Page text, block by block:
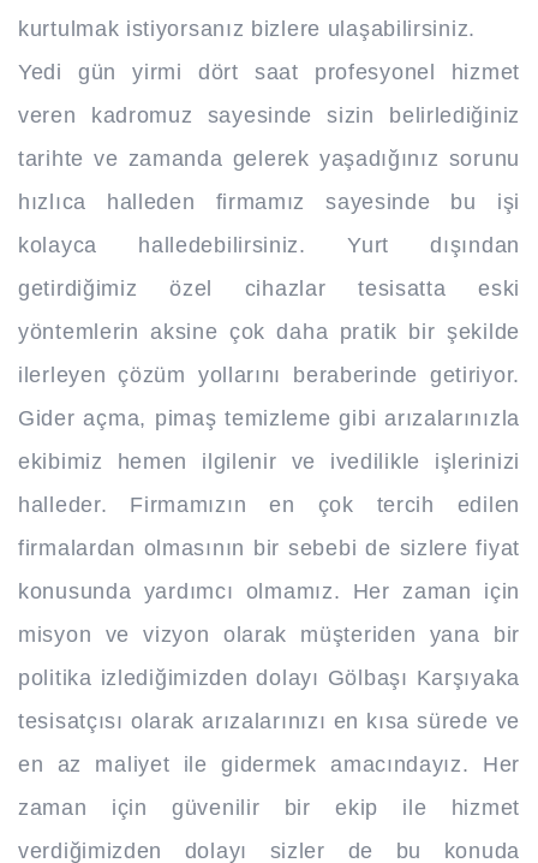
kurtulmak istiyorsanız bizlere ulaşabilirsiniz.
Yedi gün yirmi dört saat profesyonel hizmet
veren kadromuz sayesinde sizin belirlediğiniz
tarihte ve zamanda gelerek yaşadığınız sorunu
hızlıca halleden firmamız sayesinde bu işi
kolayca halledebilirsiniz. Yurt dışından
getirdiğimiz özel cihazlar tesisatta eski
yöntemlerin aksine çok daha pratik bir şekilde
ilerleyen çözüm yollarını beraberinde getiriyor.
Gider açma, pimaş temizleme gibi arızalarınızla
ekibimiz hemen ilgilenir ve ivedilikle işlerinizi
halleder. Firmamızın en çok tercih edilen
firmalardan olmasının bir sebebi de sizlere fiyat
konusunda yardımcı olmamız. Her zaman için
misyon ve vizyon olarak müşteriden yana bir
politika izlediğimizden dolayı Gölbaşı Karşıyaka
tesisatçısı olarak arızalarınızı en kısa sürede ve
en az maliyet ile gidermek amacındayız. Her
zaman için güvenilir bir ekip ile hizmet
verdiğimizden dolayı sizler de bu konuda